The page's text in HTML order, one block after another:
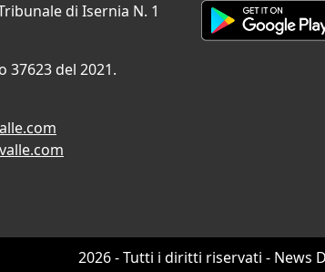
di Isernia N. 1
37623 del 2021.
2026 - Tutti i diritti riservati - News